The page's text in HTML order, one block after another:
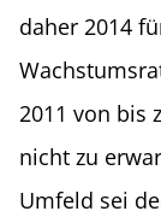
daher 2014
2011 von bis
nicht zu
Umfeld sei